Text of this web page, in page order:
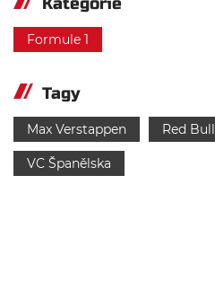
Formule 1
Tagy
Max Verstappen Red Bull
VC Španělska